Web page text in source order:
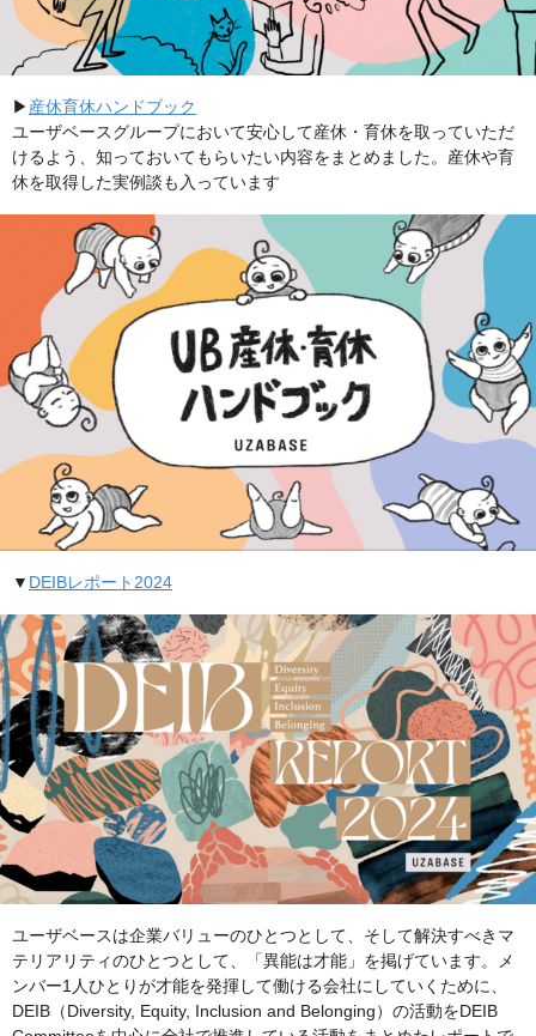
▶︎ 産休育休ハンドブック
ユーザベースグループにおいて安心して産休・育休を取っていただ
けるよう、知っておいてもらいたい内容をまとめました。産休や育
休を取得した実例談も入っています
▼ DEIBレポート2024
ユーザベースは企業バリューのひとつとして、そして解決すべきマ
テリアリティのひとつとして、「異能は才能」を掲げています。メ
ンバー1人ひとりが才能を発揮して働ける会社にしていくために、
DEIB（Diversity, Equity, Inclusion and Belonging）の活動をDEIB